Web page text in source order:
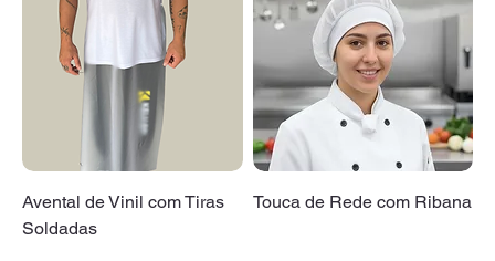
Avental de Vinil com Tiras
Soldadas
Touca de Rede com Ribana